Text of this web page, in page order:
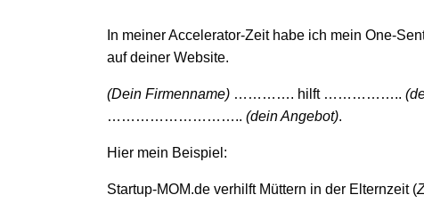
In meiner Accelerator-Zeit habe ich mein One-
auf deiner Website.
(Dein Firmenname) …………. hilft ……………..
……………………….. (dein Angebot).
Hier mein Beispiel:
Startup-MOM.de verhilft Müttern in der Elternzeit (